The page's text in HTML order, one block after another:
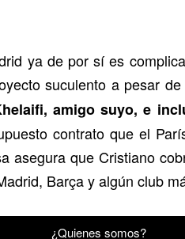
ya de por sí es
suculento a pesar
amigo suyo, e
contrato que el
asegura que Cristiano
Barça y algún club
¿Quienes somos?